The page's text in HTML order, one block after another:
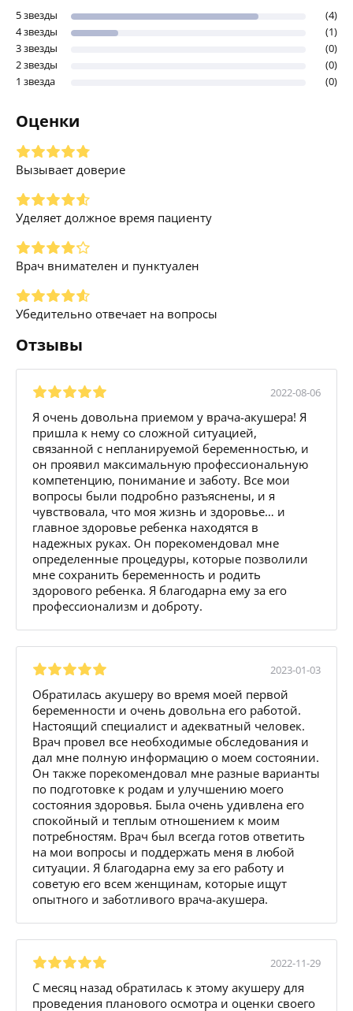
5 звезды
(4)
4 звезды
(1)
3 звезды
(0)
2 звезды
(0)
1 звезда
(0)
Оценки
Вызывает доверие
Уделяет должное время пациенту
Врач внимателен и пунктуален
Убедительно отвечает на вопросы
Отзывы
2022-08-06
Я очень довольна приемом у врача-акушера! Я
пришла к нему со сложной ситуацией,
связанной с непланируемой беременностью, и
он проявил максимальную профессиональную
компетенцию, понимание и заботу. Все мои
вопросы были подробно разъяснены, и я
чувствовала, что моя жизнь и здоровье… и
главное здоровье ребенка находятся в
надежных руках. Он порекомендовал мне
определенные процедуры, которые позволили
мне сохранить беременность и родить
здорового ребенка. Я благодарна ему за его
профессионализм и доброту.
2023-01-03
Обратилась акушеру во время моей первой
беременности и очень довольна его работой.
Настоящий специалист и адекватный человек.
Врач провел все необходимые обследования и
дал мне полную информацию о моем состоянии.
Он также порекомендовал мне разные варианты
по подготовке к родам и улучшению моего
состояния здоровья. Была очень удивлена его
спокойный и теплым отношением к моим
потребностям. Врач был всегда готов ответить
на мои вопросы и поддержать меня в любой
ситуации. Я благодарна ему за его работу и
советую его всем женщинам, которые ищут
опытного и заботливого врача-акушера.
2022-11-29
С месяц назад обратилась к этому акушеру для
проведения планового осмотра и оценки своего